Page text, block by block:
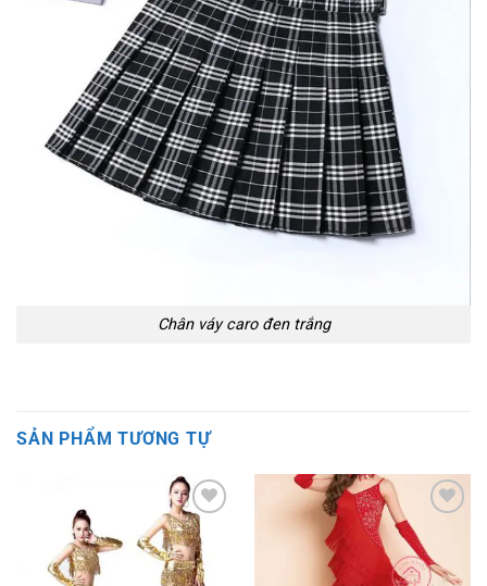
Chân váy caro đen trắng
SẢN PHẨM TƯƠNG TỰ
Add to
wishlist
wishlist